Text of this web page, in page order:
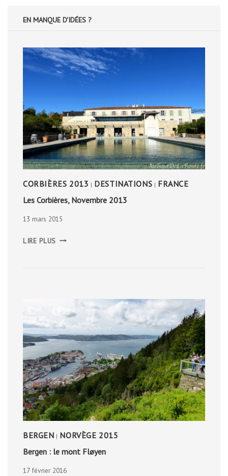
EN MANQUE D'IDÉES ?
CORBIÈRES 2013 | DESTINATIONS | FRANCE
Les Corbières, Novembre 2013
13 mars 2015
LIRE PLUS CORBIÈRES,
BERGEN | NORVÈGE 2015
Bergen : le mont Fløyen
17 février 2016